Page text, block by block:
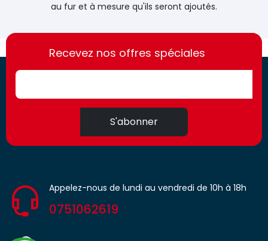
au fur et à mesure qu'ils seront ajoutés.
https://france-
access.fr
https://france-
access.fr
Recevez nos offres spéciales
S'abonner
Appelez-nous de lundi au vendredi de 10h à 18h
0751062619